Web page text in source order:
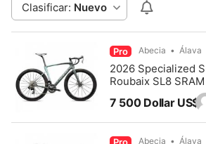
Clasificar: Nuevo
Pro Abecia Álava
2026 Specialized
Roubaix SL8
Road Bike
7 500 Dollar US$
Abecia Álava